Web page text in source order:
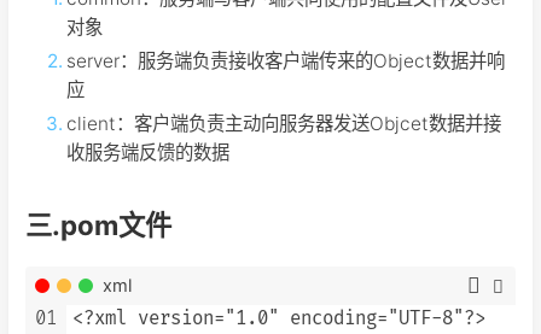
对象
server：服务端负责接收客户端传来的Object数据并响
应
client：客户端负责主动向服务器发送Objcet数据并接
收服务端反馈的数据
三.pom文件
xml
01
<?xml version="1.0" encoding="UTF-8"?>